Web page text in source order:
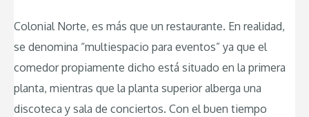
Colonial Norte, es más que un restaurante. En realidad,
se denomina “multiespacio para eventos” ya que el
comedor propiamente dicho está situado en la primera
planta, mientras que la planta superior alberga una
discoteca y sala de conciertos. Con el buen tiempo